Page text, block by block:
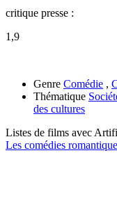
critique presse :
1,9
Genre Comédie ,
Thématique
des cultures
Listes de films avec
Les comédies